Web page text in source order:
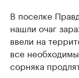
В поселке
нашли очаг
ввели на
все
сорняка